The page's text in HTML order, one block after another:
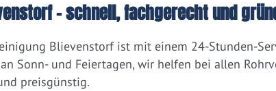
– schnell, fachgerecht und
Blievenstorf ist mit einem 24-Stunden-
Sonn- und Feiertagen, wir helfen bei allen
preisgünstig.